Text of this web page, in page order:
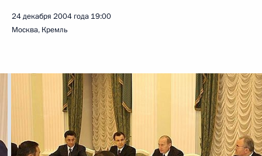
24 декабря 2004 года 19:00
Москва, Кремль